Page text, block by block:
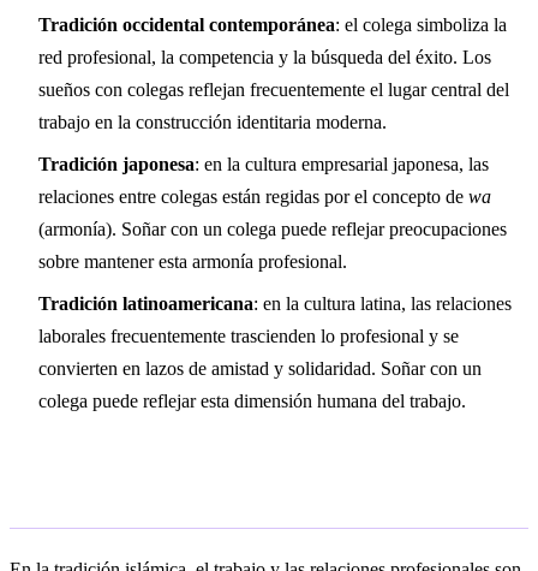
Tradición occidental contemporánea: el colega simboliza la
red profesional, la competencia y la búsqueda del éxito. Los
sueños con colegas reflejan frecuentemente el lugar central del
trabajo en la construcción identitaria moderna.
Tradición japonesa: en la cultura empresarial japonesa, las
relaciones entre colegas están regidas por el concepto de wa
(armonía). Soñar con un colega puede reflejar preocupaciones
sobre mantener esta armonía profesional.
Tradición latinoamericana: en la cultura latina, las relaciones
laborales frecuentemente trascienden lo profesional y se
convierten en lazos de amistad y solidaridad. Soñar con un
colega puede reflejar esta dimensión humana del trabajo.